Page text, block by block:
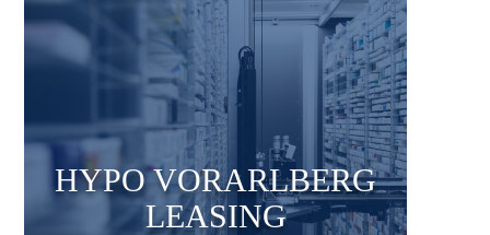
HYPO VORARLBERG
LEASING